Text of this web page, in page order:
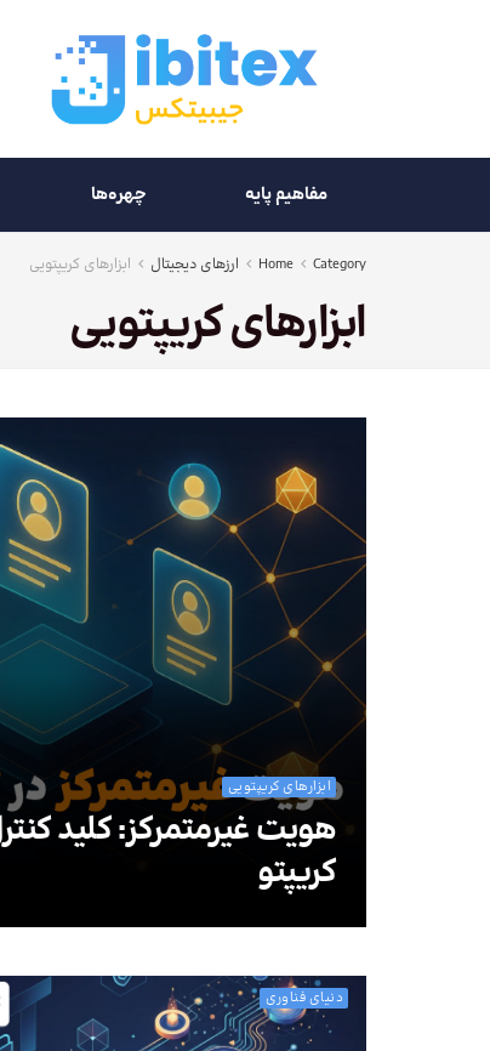
مفاهیم پایه چهره‌ها
Home Category ارزهای دیجیتال ابزارهای کریپتویی
ابزارهای کریپتویی
ابزارهای کریپتویی
هویت غیرمتمرکز: کلید
کریپتو
دنیای فناوری